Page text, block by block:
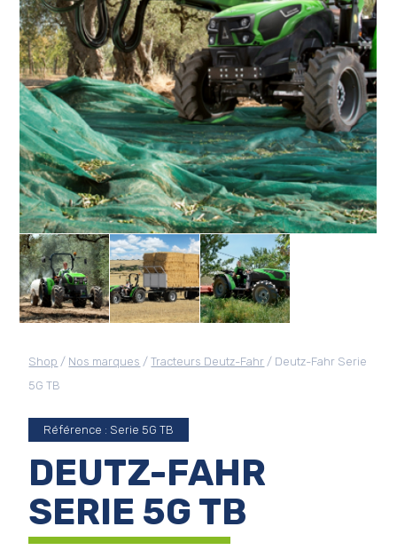
Shop / Nos marques /Tracteurs Deutz-Fahr / Deutz-Fahr Serie
5G TB
Référence : Serie 5G TB
DEUTZ-FAHR
SERIE 5G TB